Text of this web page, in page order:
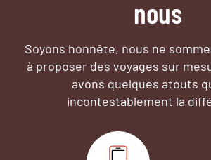
nous
Soyons honnête, nous ne
à proposer des voyages sur
avons quelques atouts
incontestablement la